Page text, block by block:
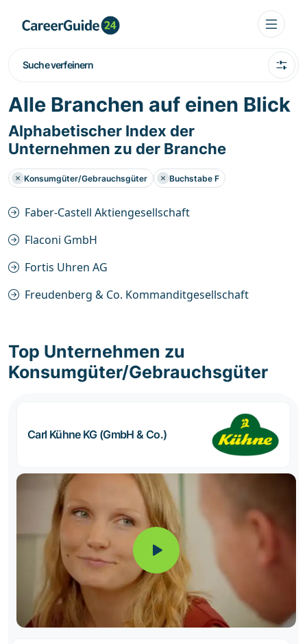
Suche verfeinern
Alle Branchen auf einen Blick
Alphabetischer Index der
Unternehmen zu der Branche
Konsumgüter/Gebrauchsgüter Buchstabe F
Faber-Castell Aktiengesellschaft
Flaconi GmbH
Fortis Uhren AG
Freudenberg & Co. Kommanditgesellschaft
Top Unternehmen zu
Konsumgüter/Gebrauchsgüter
Carl Kühne KG (GmbH & Co.)